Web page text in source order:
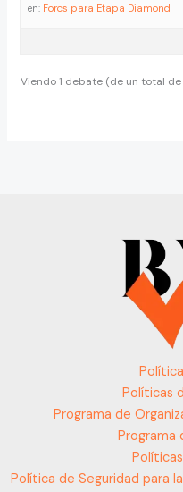
en: Foros para Etapa Diamond
Viendo 1 debate (de un total de
Políticas
Programa de
Programa
Política de Seguridad para